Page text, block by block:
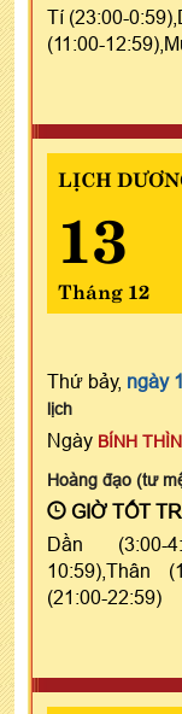
Tí (23:00-
(11:00-
LỊCH
13
Tháng 12
Thứ bảy, ngày
lịch
Ngày BÍNH THÌN
Hoàng đạo (tư
GIỜ TỐT
Dần (3:00-
10:59),Thân
(21:00-22:59)